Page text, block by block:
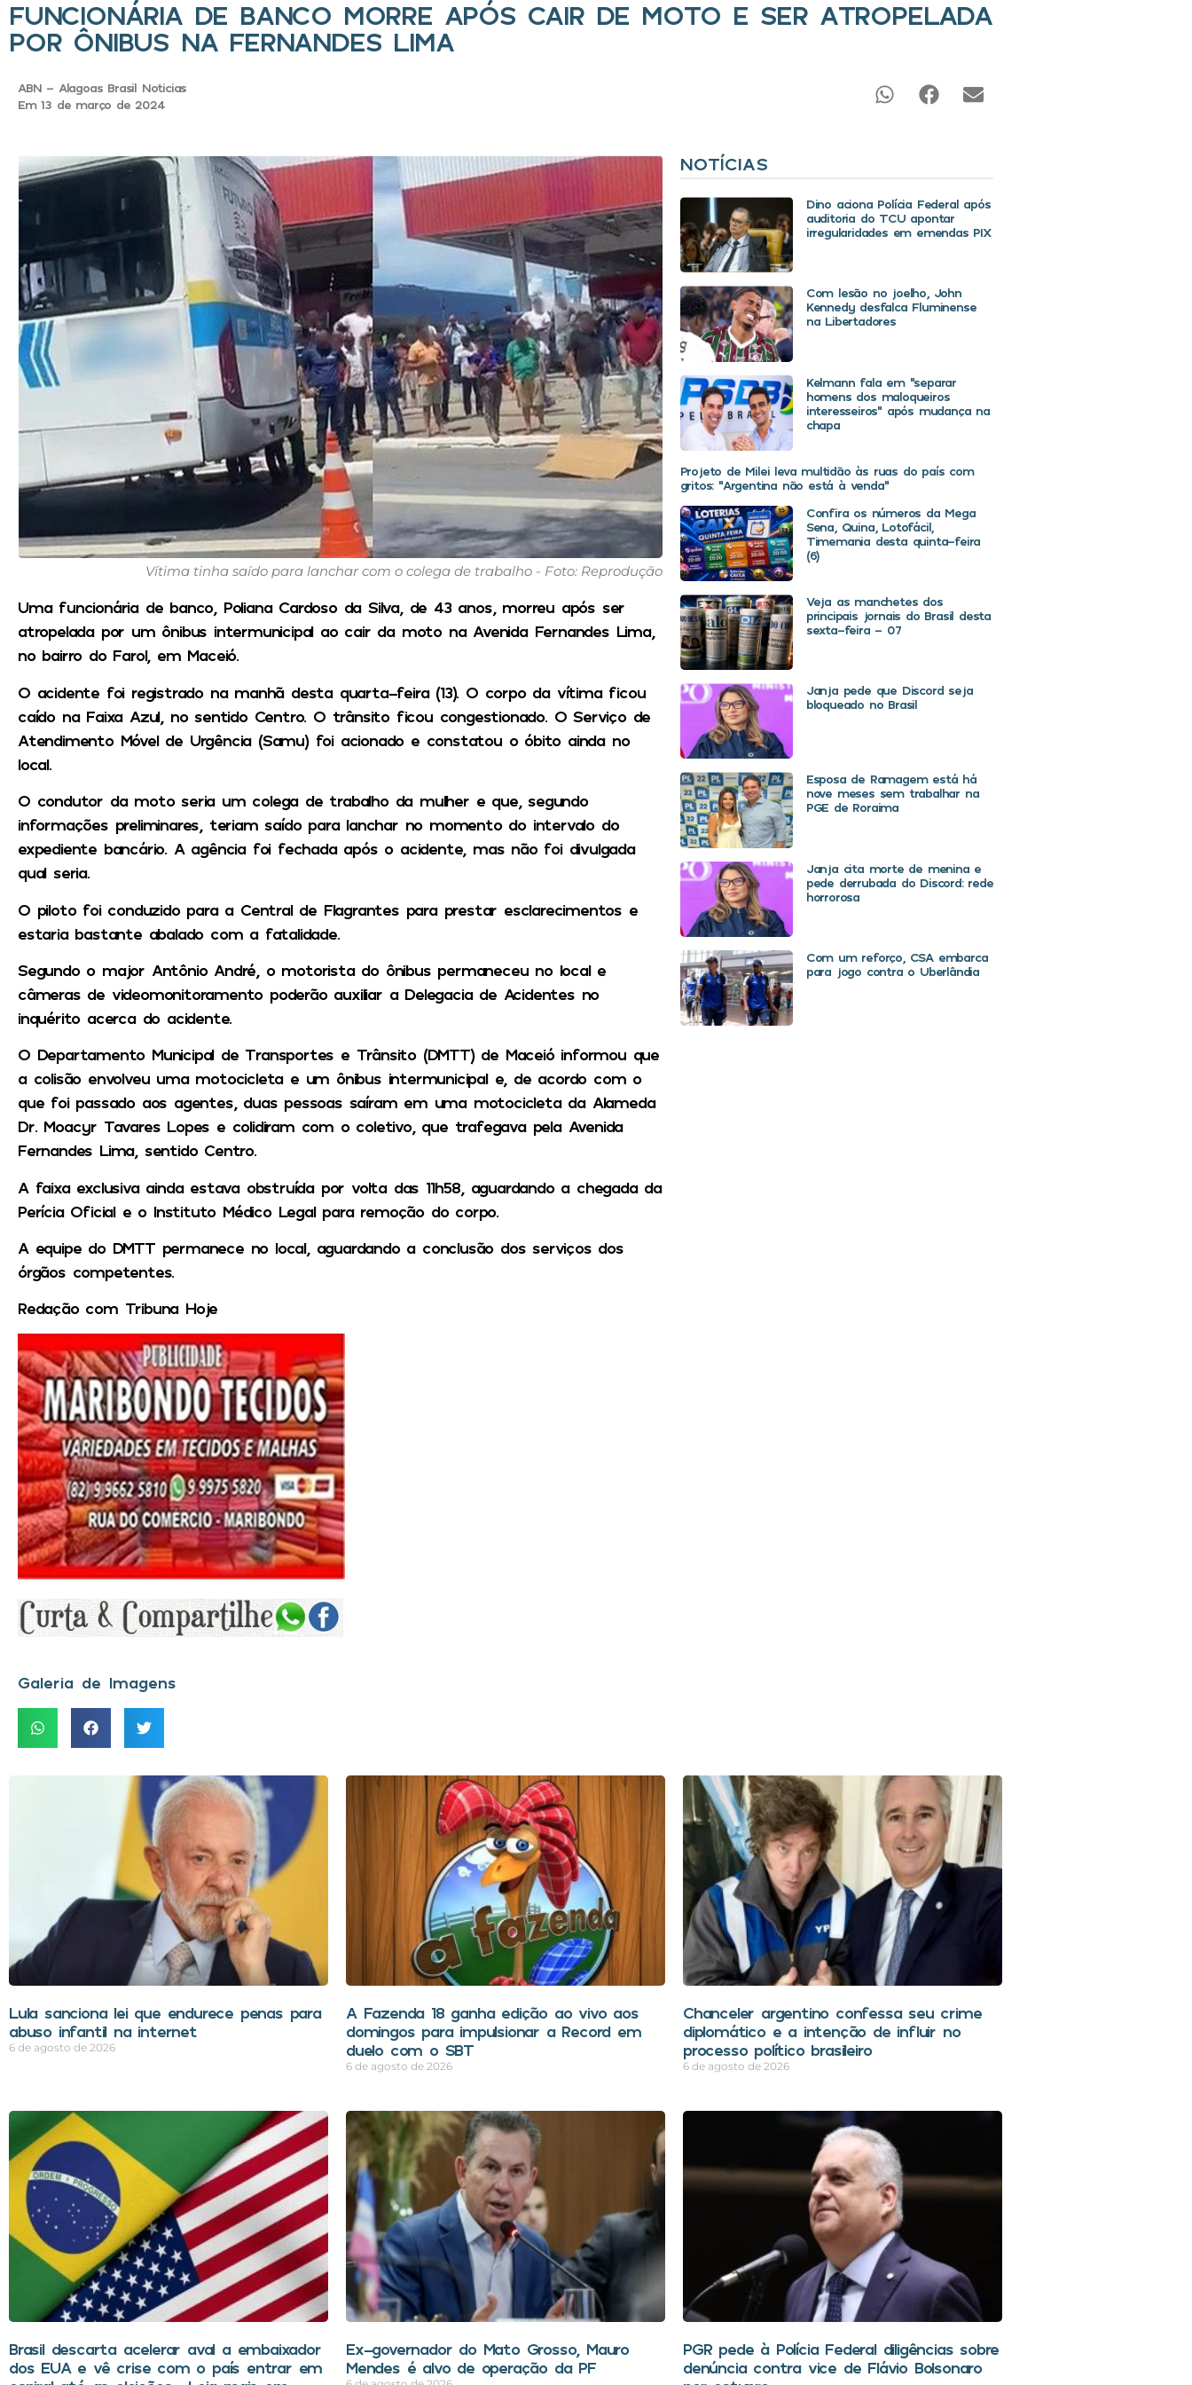
FUNCIONÁRIA DE BANCO MORRE APÓS CAIR DE MOTO E SER ATROPELADA
POR ÔNIBUS NA FERNANDES LIMA
ABN - Alagoas Brasil Noticias
Em 13 de março de 2024
Vítima tinha saído para lanchar com o colega de trabalho - Foto: Reprodução
Uma funcionária de banco, Poliana Cardoso da Silva, de 43 anos, morreu após ser
atropelada por um ônibus intermunicipal ao cair da moto na Avenida Fernandes Lima,
no bairro do Farol, em Maceió.
O acidente foi registrado na manhã desta quarta-feira (13). O corpo da vítima ficou
caído na Faixa Azul, no sentido Centro. O trânsito ficou congestionado. O Serviço de
Atendimento Móvel de Urgência (Samu) foi acionado e constatou o óbito ainda no
local.
O condutor da moto seria um colega de trabalho da mulher e que, segundo
informações preliminares, teriam saído para lanchar no momento do intervalo do
expediente bancário. A agência foi fechada após o acidente, mas não foi divulgada
qual seria.
O piloto foi conduzido para a Central de Flagrantes para prestar esclarecimentos e
estaria bastante abalado com a fatalidade.
Segundo o major Antônio André, o motorista do ônibus permaneceu no local e
câmeras de videomonitoramento poderão auxiliar a Delegacia de Acidentes no
inquérito acerca do acidente.
O Departamento Municipal de Transportes e Trânsito (DMTT) de Maceió informou que
a colisão envolveu uma motocicleta e um ônibus intermunicipal e, de acordo com o
que foi passado aos agentes, duas pessoas saíram em uma motocicleta da Alameda
Dr. Moacyr Tavares Lopes e colidiram com o coletivo, que trafegava pela Avenida
Fernandes Lima, sentido Centro.
A faixa exclusiva ainda estava obstruída por volta das 11h58, aguardando a chegada da
Perícia Oficial e o Instituto Médico Legal para remoção do corpo.
A equipe do DMTT permanece no local, aguardando a conclusão dos serviços dos
órgãos competentes.
Redação com Tribuna Hoje
Galeria de Imagens
NOTÍCIAS
Dino aciona Polícia Federal após
auditoria do TCU apontar
irregularidades em emendas PIX
Com lesão no joelho, John
Kennedy desfalca Fluminense
na Libertadores
Kelmann fala em “separar
homens dos maloqueiros
interesseiros” após mudança na
chapa
Projeto de Milei leva multidão às ruas do país com
gritos: “Argentina não está à venda”
Confira os números da Mega
Sena, Quina, Lotofácil,
Timemania desta quinta-feira
(6)
Veja as manchetes dos
principais jornais do Brasil desta
sexta-feira – 07
Janja pede que Discord seja
bloqueado no Brasil
Esposa de Ramagem está há
nove meses sem trabalhar na
PGE de Roraima
Janja cita morte de menina e
pede derrubada do Discord: rede
horrorosa
Com um reforço, CSA embarca
para jogo contra o Uberlândia
Lula sanciona lei que endurece penas para
abuso infantil na internet
6 de agosto de 2026
A Fazenda 18 ganha edição ao vivo aos
domingos para impulsionar a Record em
duelo com o SBT
6 de agosto de 2026
Chanceler argentino confessa seu crime
diplomático e a intenção de influir no
processo político brasileiro
6 de agosto de 2026
Brasil descarta acelerar aval a embaixador
dos EUA e vê crise com o país entrar em
Ex-governador do Mato Grosso, Mauro
Mendes é alvo de operação da PF
PGR pede à Polícia Federal diligências sobre
denúncia contra vice de Flávio Bolsonaro